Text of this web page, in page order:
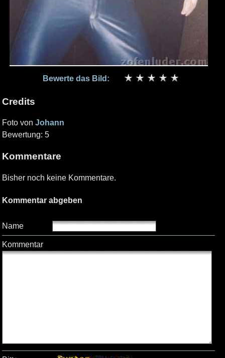
Bewerte das Bild:
Credits
Foto von Johann
Bewertung: 5
Kommentare
Bisher noch keine Kommentare.
Kommentar abgeben
Name
Kommentar